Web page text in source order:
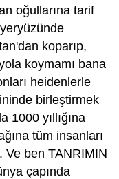
oğullarına tarif
koparıp,
koymamı bana
heidenlerle
birleştirmek
1000 yıllığına
tüm insanları
Ve ben TANRIMIN
çapında